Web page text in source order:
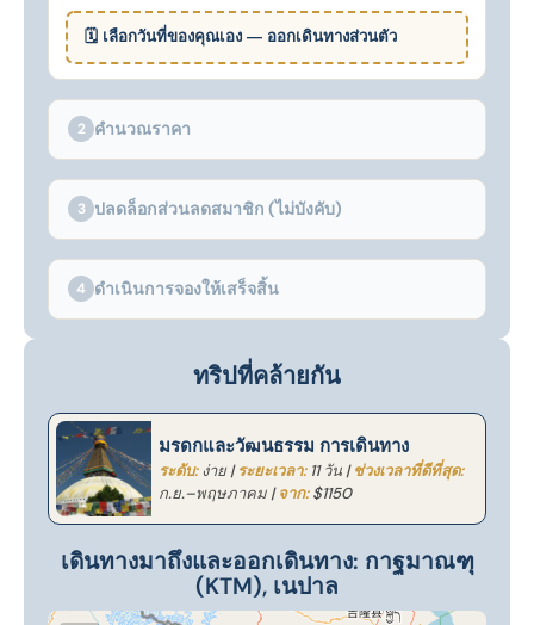
🗓 เลือกวันที่ของคุณเอง — ออกเดินทางส่วนตัว
2 คำนวณราคา
3 ปลดล็อกส่วนลดสมาชิก (ไม่บังคับ)
4 ดำเนินการจองให้เสร็จสิ้น
ทริปที่คล้ายกัน
มรดกและวัฒนธรรม การเดินทาง
ระดับ:ง่าย |ระยะเวลา:11 วัน |ช่วงเวลาที่ดีที่สุด:
ก.ย.–พฤษภาคม |จาก:$1150
เดินทางมาถึงและออกเดินทาง: กาฐมาณฑุ
(KTM), เนปาล